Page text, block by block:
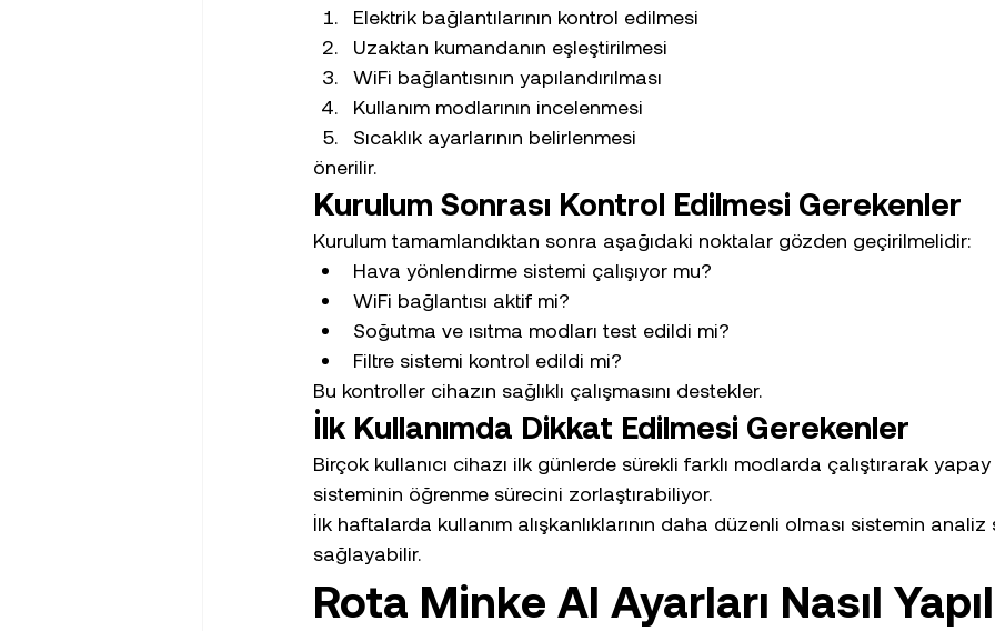
Elektrik bağlantılarının kontrol edilmesi
Uzaktan kumandanın eşleştirilmesi
WiFi bağlantısının yapılandırılması
Kullanım modlarının incelenmesi
Sıcaklık ayarlarının belirlenmesi
önerilir.
Kurulum Sonrası Kontrol Edilmesi Gerekenler
Kurulum tamamlandıktan sonra aşağıdaki noktalar gözden geçirilmelidir:
Hava yönlendirme sistemi çalışıyor mu?
WiFi bağlantısı aktif mi?
Soğutma ve ısıtma modları test edildi mi?
Filtre sistemi kontrol edildi mi?
Bu kontroller cihazın sağlıklı çalışmasını destekler.
İlk Kullanımda Dikkat Edilmesi Gerekenler
Birçok kullanıcı cihazı ilk günlerde sürekli farklı modlarda çalıştırarak
sisteminin öğrenme sürecini zorlaştırabiliyor.
İlk haftalarda kullanım alışkanlıklarının daha düzenli olması sistemin analiz
sağlayabilir.
Rota Minke AI Ayarları Nasıl